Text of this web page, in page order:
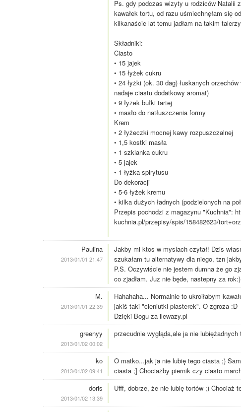
Ps. gdy podczas wizyty u rodziców Natalii
kawałek tortu, od razu uśmiechnęłam się
kilkanaście lat temu jadłam na takim
Składniki:
Ciasto
• 15 jajek
• 15 łyżek cukru
• 24 łyżki (ok. 30 dag) łuskanych
nadaje ciastu dodatkowy aromat)
• 9 łyżek bułki tartej
• masło do natłuszczenia formy
Krem
• 2 łyżeczki mocnej kawy rozpuszczalnej
• 1,5 kostki masła
• 1 szklanka cukru
• 5 jajek
• 1 łyżka spirytusu
Do dekoracji
• 5-6 łyżek kremu
• kilka dużych ładnych (podzielonych na
Przepis pochodzi z magazynu "Kuchnia":
kuchnia.pl/przepisy/spis/158482623/
Paulina
2013/01/01 21:47
Jakby mi ktos w myslach czytał! Dzis
szukałam tu alternatywy dla niego, tzn
P.S. Oczywiście nie jestem dumna że go
co zjadłam. Juz nie będe, nastepny za rok:)
M.
2013/01/01 22:39
Hahahaha... Normalnie to ukroiłabym
jakiś taki "cieniutki plasterek". O zgroza :D
Dzięki Bogu za ilewazy.pl
greenyy
2013/01/02 00:02
przecudnie wygląda,ale ja nie
ko
2013/01/02 09:41
O matko...jak ja nie lubię tego ciasta ;)
ciasta ;] Chociażby piernik czy ciasto
doris
2013/01/02 13:39
Ufff, dobrze, że nie lubię tortów ;) Chociaż